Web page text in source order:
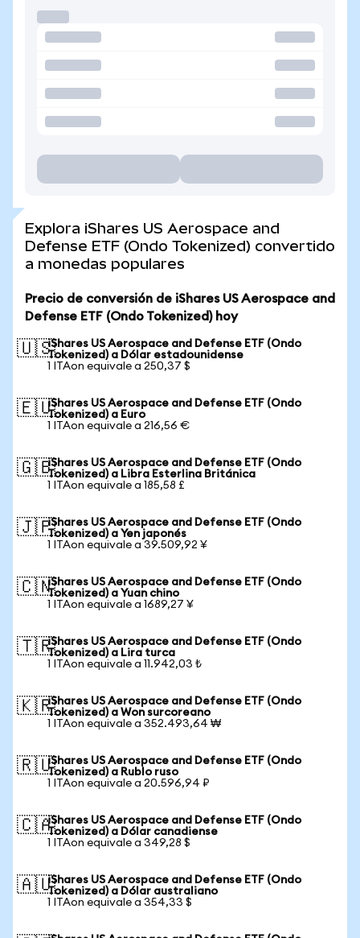
Explora iShares US Aerospace and
Defense ETF (Ondo Tokenized) convertido
a monedas populares
Precio de conversión de iShares US Aerospace and
Defense ETF (Ondo Tokenized) hoy
🇺🇸iShares US Aerospace and Defense ETF (Ondo
Tokenized) a Dólar estadounidense
1 ITAon equivale a 250,37 $
🇪🇺iShares US Aerospace and Defense ETF (Ondo
Tokenized) a Euro
1 ITAon equivale a 216,56 €
🇬🇧iShares US Aerospace and Defense ETF (Ondo
Tokenized) a Libra Esterlina Británica
1 ITAon equivale a 185,58 £
🇯🇵iShares US Aerospace and Defense ETF (Ondo
Tokenized) a Yen japonés
1 ITAon equivale a 39.509,92 ¥
🇨🇳iShares US Aerospace and Defense ETF (Ondo
Tokenized) a Yuan chino
1 ITAon equivale a 1689,27 ¥
🇹🇷iShares US Aerospace and Defense ETF (Ondo
Tokenized) a Lira turca
1 ITAon equivale a 11.942,03 ₺
🇰🇷iShares US Aerospace and Defense ETF (Ondo
Tokenized) a Won surcoreano
1 ITAon equivale a 352.493,64 ₩
🇷🇺iShares US Aerospace and Defense ETF (Ondo
Tokenized) a Rublo ruso
1 ITAon equivale a 20.596,94 ₽
🇨🇦iShares US Aerospace and Defense ETF (Ondo
Tokenized) a Dólar canadiense
1 ITAon equivale a 349,28 $
🇦🇺iShares US Aerospace and Defense ETF (Ondo
Tokenized) a Dólar australiano
1 ITAon equivale a 354,33 $